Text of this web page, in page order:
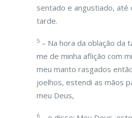
sentado e angustiado, até
tarde.
5 – Na hora da oblação da
me de minha aflição com
meu manto rasgados
joelhos, estendi as mãos
meu Deus,
6